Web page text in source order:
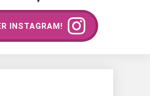
INSTAGRAM!